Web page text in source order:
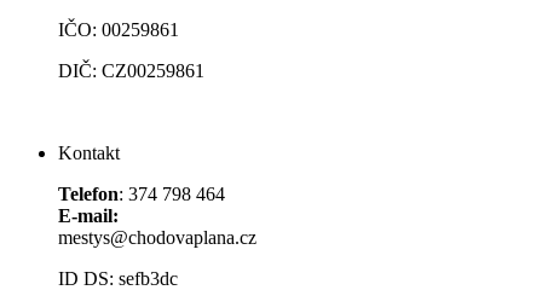
IČO: 00259861
DIČ: CZ00259861
Kontakt
Telefon: 374 798 464
E-mail:
mestys@chodovaplana.cz
ID DS: sefb3dc